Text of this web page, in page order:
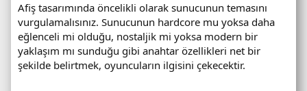
n
l
i
n
e
Afiş tasarımında öncelikli olarak sunucunun temasını
vurgulamalısınız. Sunucunun hardcore mu yoksa daha
eğlenceli mi olduğu, nostaljik mi yoksa modern bir
yaklaşım mı sunduğu gibi anahtar özellikleri net bir
şekilde belirtmek, oyuncuların ilgisini çekecektir.